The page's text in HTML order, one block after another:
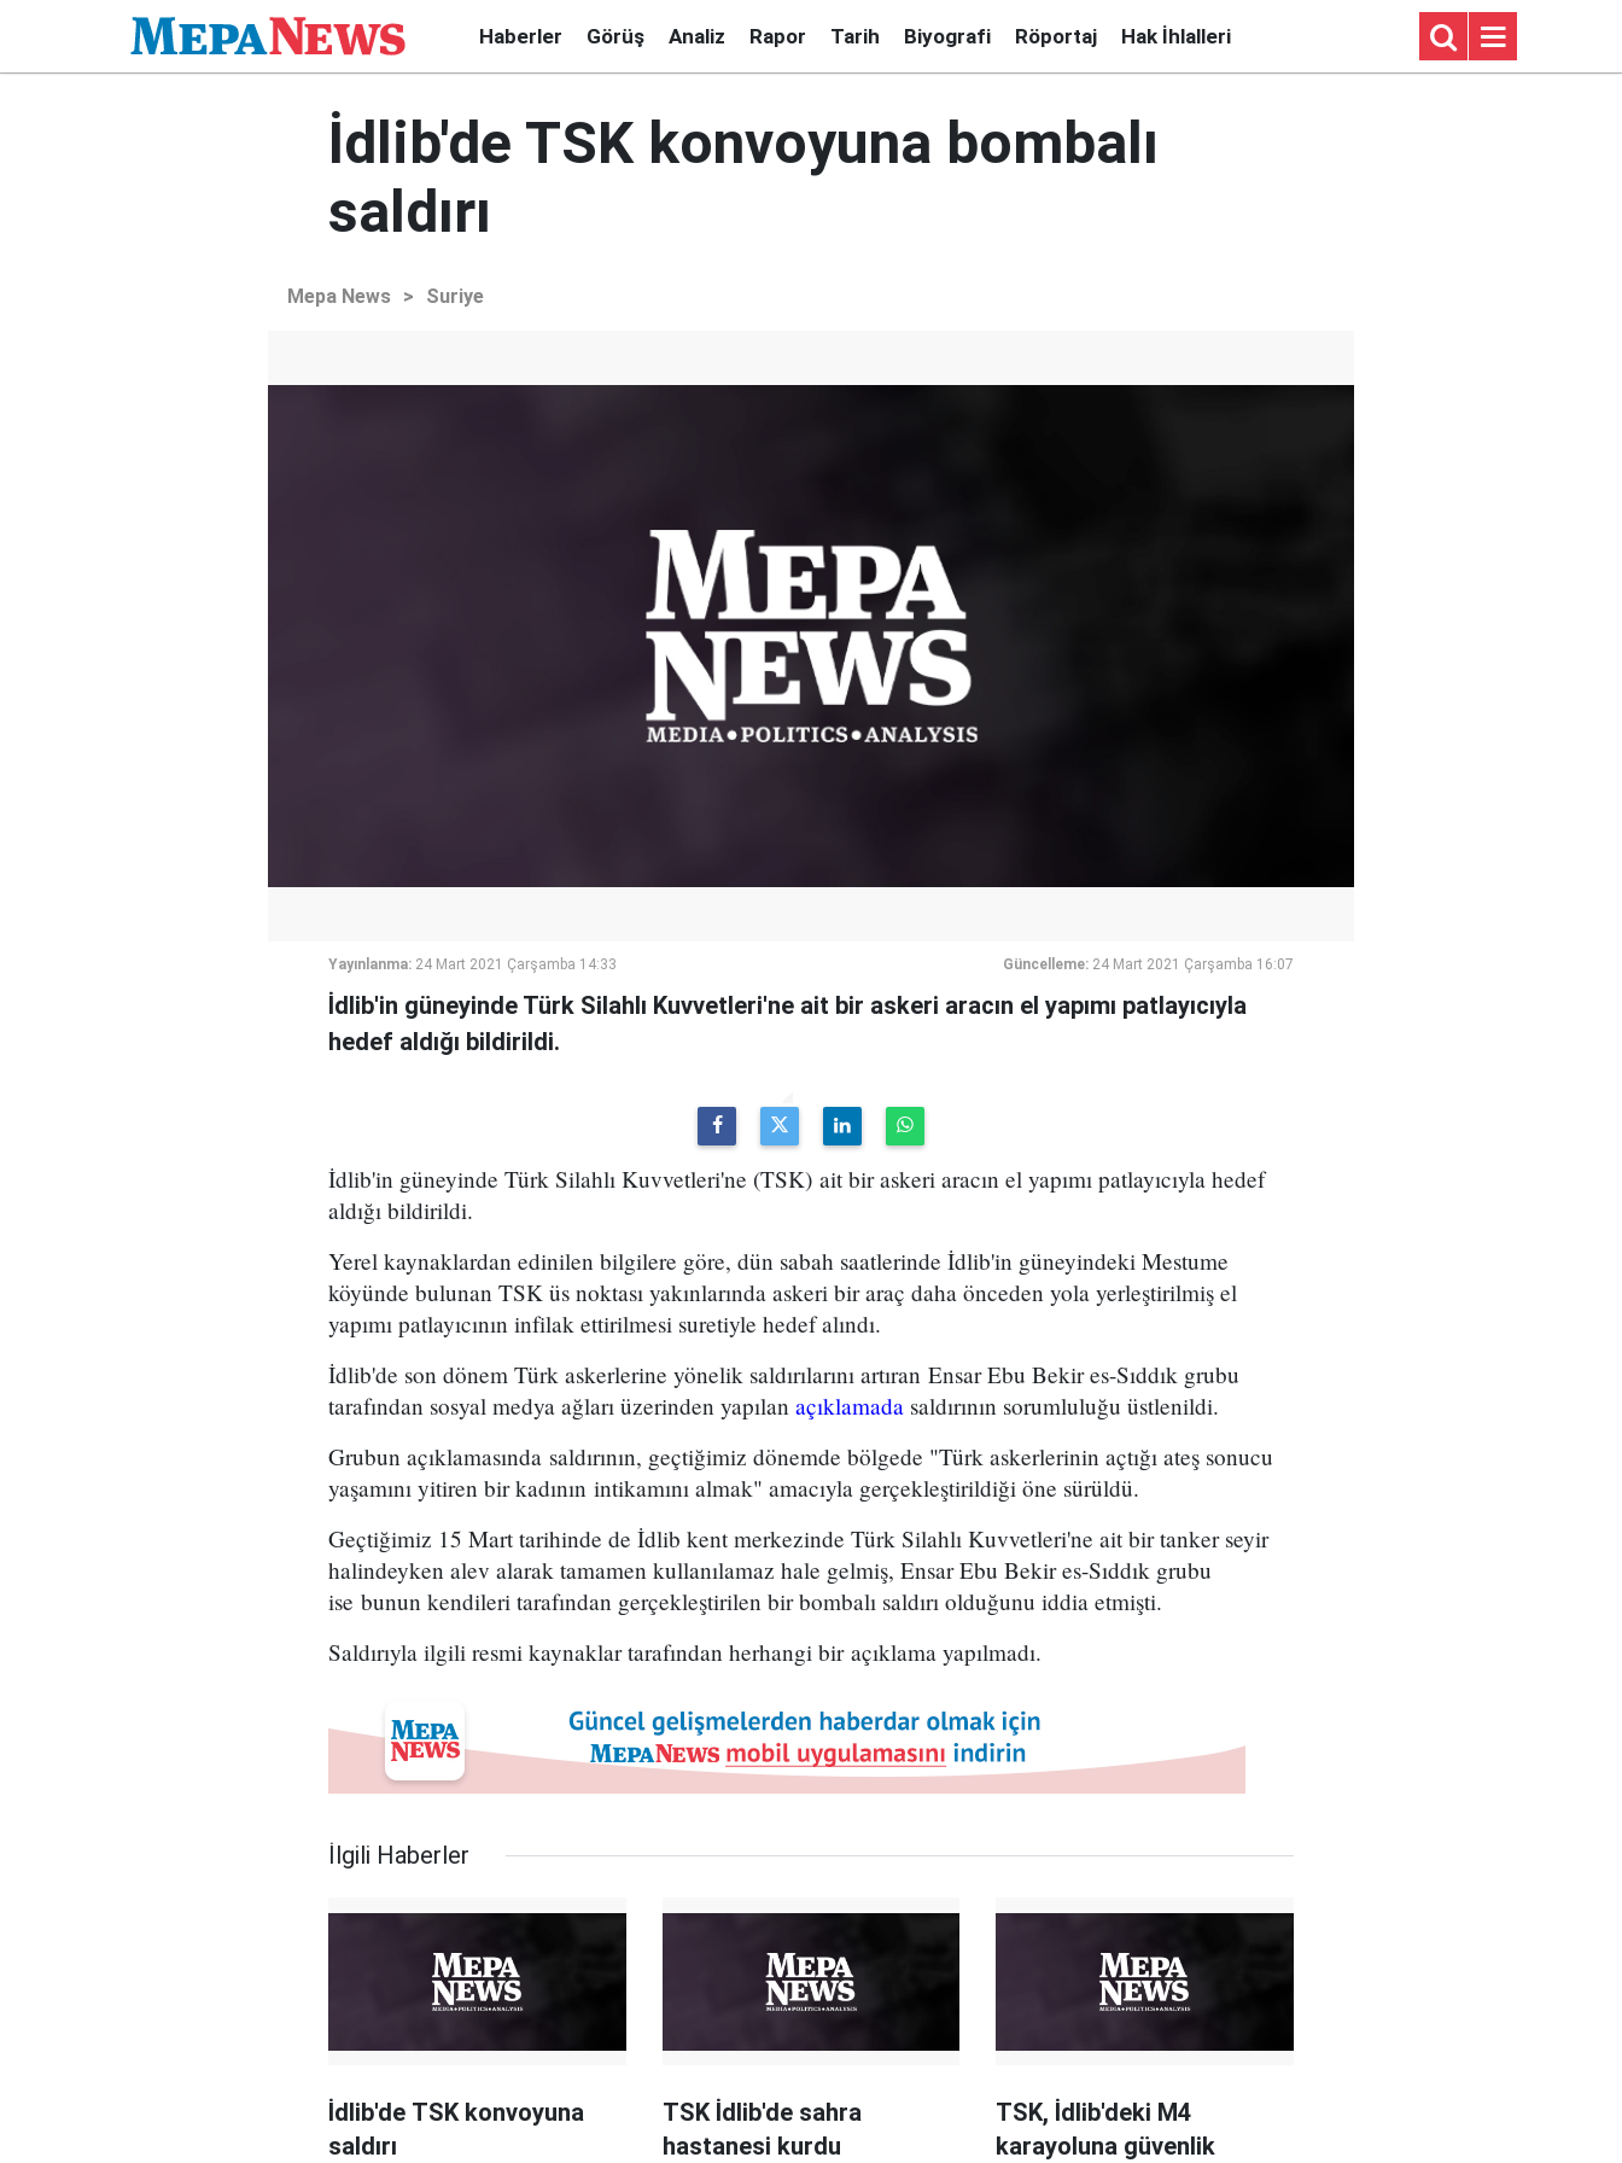
Haberler Görüş Analiz Rapor Tarih Biyografi Röportaj Hak İhlalleri
İdlib'de TSK konvoyuna bombalı
saldırı
Mepa News > Suriye
Yayınlanma: 24 Mart 2021 Çarşamba 14:33 Güncelleme: 24 Mart 2021 Çarşamba 16:07
İdlib'in güneyinde Türk Silahlı Kuvvetleri'ne ait bir askeri aracın el yapımı patlayıcıyla
hedef aldığı bildirildi.
İdlib'in güneyinde Türk Silahlı Kuvvetleri'ne (TSK) ait bir askeri aracın el yapımı patlayıcıyla hedef
aldığı bildirildi.
Yerel kaynaklardan edinilen bilgilere göre, dün sabah saatlerinde İdlib'in güneyindeki Mestume
köyünde bulunan TSK üs noktası yakınlarında askeri bir araç daha önceden yola yerleştirilmiş el
yapımı patlayıcının infilak ettirilmesi suretiyle hedef alındı.
İdlib'de son dönem Türk askerlerine yönelik saldırılarını artıran Ensar Ebu Bekir es-Sıddık grubu
tarafından sosyal medya ağları üzerinden yapılan açıklamada saldırının sorumluluğu üstlenildi.
Grubun açıklamasında saldırının, geçtiğimiz dönemde bölgede "Türk askerlerinin açtığı ateş sonucu
yaşamını yitiren bir kadının intikamını almak" amacıyla gerçekleştirildiği öne sürüldü.
Geçtiğimiz 15 Mart tarihinde de İdlib kent merkezinde Türk Silahlı Kuvvetleri'ne ait bir tanker seyir
halindeyken alev alarak tamamen kullanılamaz hale gelmiş, Ensar Ebu Bekir es-Sıddık grubu
ise bunun kendileri tarafından gerçekleştirilen bir bombalı saldırı olduğunu iddia etmişti.
Saldırıyla ilgili resmi kaynaklar tarafından herhangi bir açıklama yapılmadı.
İlgili Haberler
İdlib'de TSK konvoyuna
saldırı
TSK İdlib'de sahra
hastanesi kurdu
TSK, İdlib'deki M4
karayoluna güvenlik